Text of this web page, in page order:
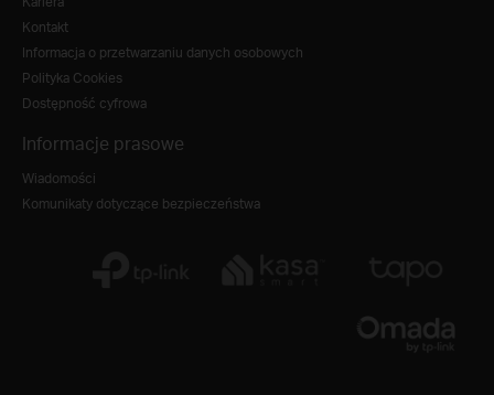
Kontakt
Informacja o przetwarzaniu danych osobowych
Polityka Cookies
Dostępność cyfrowa
Informacje prasowe
Wiadomości
Komunikaty dotyczące bezpieczeństwa